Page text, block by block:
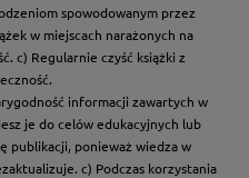
spowodowanym przez
w miejscach narażonych na
c) Regularnie czyść książki z
informacji zawartych w
je do celów edukacyjnych lub
publikacji, ponieważ wiedza w
c) Podczas korzystania